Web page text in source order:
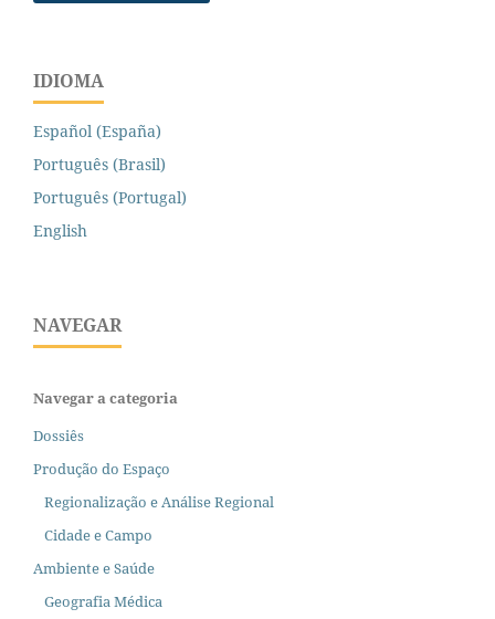
IDIOMA
Español (España)
Português (Brasil)
Português (Portugal)
English
NAVEGAR
Navegar a categoria
Dossiês
Produção do Espaço
Regionalização e Análise Regional
Cidade e Campo
Ambiente e Saúde
Geografia Médica